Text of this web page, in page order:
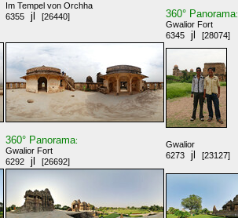
Im Tempel von Orchha
6355
jl [26440] 360° Panorama:
Gwalior Fort
6345
jl [28074]
360° Panorama:
Gwalior Fort
6292
jl [26692]
Gwalior
6273
jl [23127]